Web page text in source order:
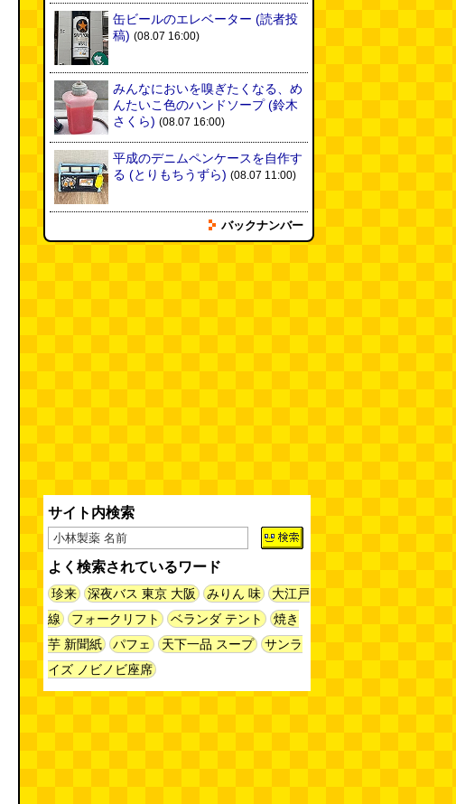
缶ビールのエレベーター (読者投
稿) (08.07 16:00)
みんなにおいを嗅ぎたくなる、め
んたいこ色のハンドソープ(鈴木
さくら) (08.07 16:00)
平成のデニムペンケースを自作す
る (とりもちうずら) (08.07 11:00)
揖保乃糸の「そうめん」ではな
く、揖保乃糸の「パスタ」を食べ
AirPodsProは超音波が聞こえる
(林雄司)
姉がはまったガムランに自分もは
まってみる(まいしろ) (08.06
11:00)
60年以上メトロノームを作り続
けている会社
11:00)
バックナンバー
サイト内検索
よく検索されているワード
珍来 深夜バス 東京 大阪 みりん 味
大江戸
線
フォークリフト ベランダ テント
焼き
芋 新聞紙
パフェ 天下一品 スープ
サンラ
イズ ノビノビ座席